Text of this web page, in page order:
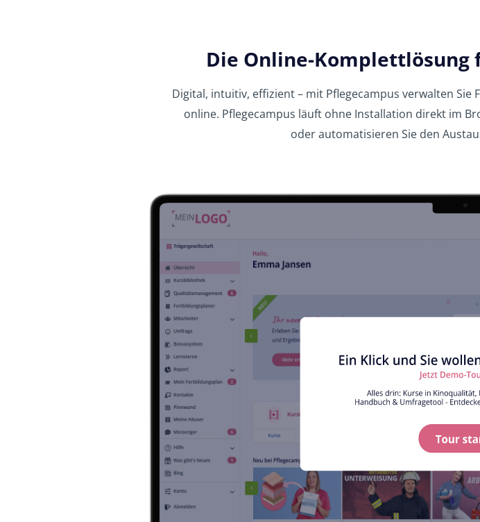
Die Online-Komplettlösung
Digital, intuitiv, effizient – mit Pflegecampus verwalten
online. Pflegecampus läuft ohne Installation direkt im
oder automatisieren Sie den